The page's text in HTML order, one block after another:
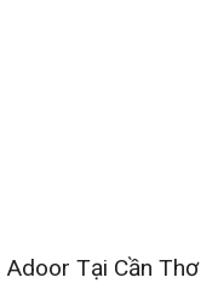
Tại Cần Thơ